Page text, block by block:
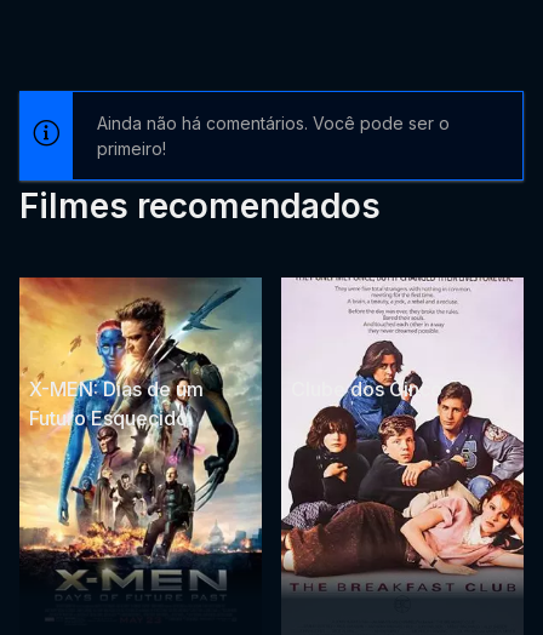
Ainda não há comentários. Você pode ser o
primeiro!
Filmes recomendados
X-MEN: Dias de um
Futuro Esquecido
Clube dos Cinco